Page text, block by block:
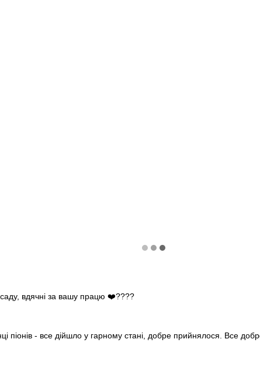
вдячні за вашу працю ❤️????
піонів - все дійшло у гарному стані, добре прийнялося. Все